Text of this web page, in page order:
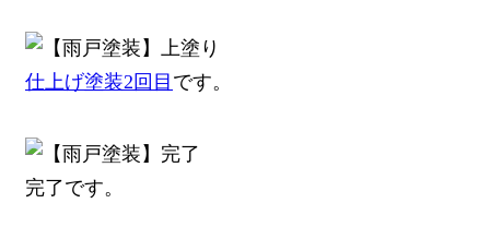
仕上げ塗装2回目 です。
完了です。